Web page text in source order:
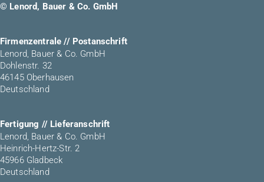
© Lenord, Bauer & Co. GmbH
Firmenzentrale // Postanschrift
Lenord, Bauer & Co. GmbH
Dohlenstr. 32
46145 Oberhausen
Deutschland
Fertigung // Lieferanschrift
Lenord, Bauer & Co. GmbH
Heinrich-Hertz-Str. 2
45966 Gladbeck
Deutschland